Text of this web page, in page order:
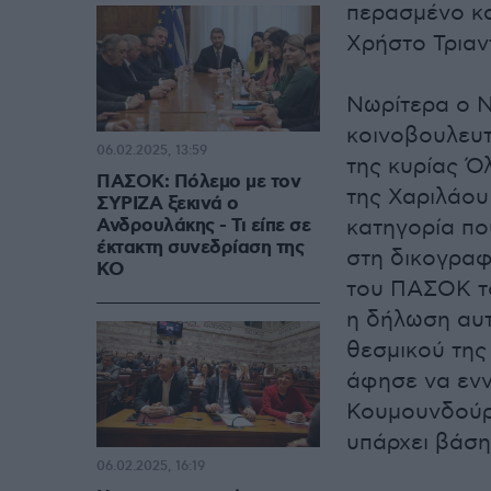
περασμένο
Χρήστο
Νωρίτερα ο
της κυρίας
της
κατηγορία
στη
του ΠΑΣΟΚ
η δήλωση
θεσμικού
άφησε να
υπάρχει
ΠΑΣΟΚ: Πόλεμο με τον
ΣΥΡΙΖΑ ξεκινά ο
Ανδρουλάκης - Τι είπε σε
έκτακτη συνεδρίαση της
ΚΟ
06.02.2025, 13:59
06.02.2025, 16:19